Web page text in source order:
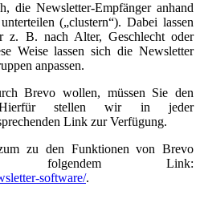
die Newsletter-Empfänger anhand
(„clustern“). Dabei lassen
z. B. nach Alter, Geschlecht oder
Weise lassen sich die Newsletter
anpassen.
Brevo wollen, müssen Sie den
Hierfür stellen wir in jeder
Link zur Verfügung.
zu den Funktionen von Brevo
folgendem Link:
software/.